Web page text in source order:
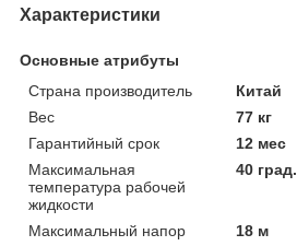
Характеристики
Основные атрибуты
Страна производитель
Китай
Вес
77 кг
Гарантийный срок
12 мес
Максимальная
температура рабочей
жидкости
40 град.
Максимальный напор
18 м